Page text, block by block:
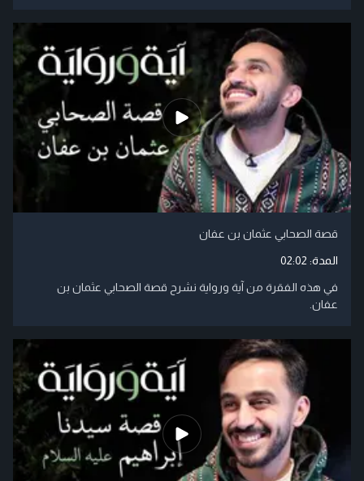
قصة الصحابي عثمان بن عفان
المدة: 02:02
في هذه الفقرة من آية ورواية نشرح قصة الصحابي عثمان بن
عفان.